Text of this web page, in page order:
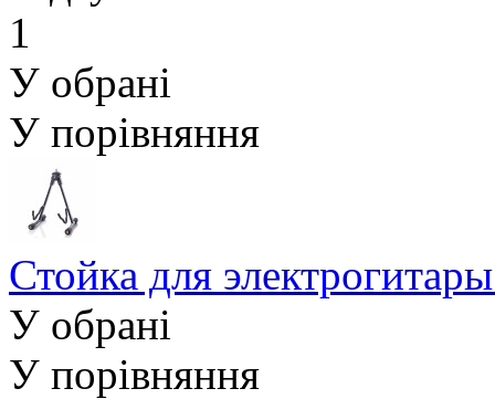
У обрані
У порівняння
Стойка для
У обрані
У порівняння